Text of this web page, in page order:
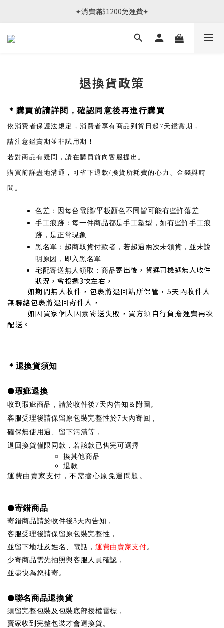
春日限定體驗課 >> 作伙來預約.ᐟ‪‪.ᐟ
✦消費滿$1200免運費✦
春日限定體驗課 >> 作伙來預約.ᐟ‪‪.ᐟ
退換貨政策
＊購買前請詳閱，確認同意後再進行購買
依消費者保護法規定，消費者享有商品到貨日起7天鑑賞期，
請注意鑑賞期並非試用 期！
若對商品有疑問，請在購買前向客服提出。
購買前詳盡地溝通，可省下退款/換貨所耗費的心力、金錢與時
間。
色差：因每台電腦/平板顏色不同皆可能有些許落差
手工痕跡：每一件商品都是手工塑型，如有些許手工痕
跡，是正常現象
黑名單：超商取貨付款者，若超過兩次未領貨，並未說
明原因，即入黑名單
宅配寄送無人領取：商品寄出後，貨運司機遇無人收件
狀況，會投遞3次左右，
如期間無人收件，包裹將退回站所保管，5天內收件人
無聯絡包裹將退回寄件人，
如因買家個人因素寄送失敗，買方須自行負擔運費再次
配送。
＊退換貨須知
●瑕疵退換
收到瑕疵商品，請於收件後7天內告知＆附圖。
客服受理後請保留原包裝完整性於7天內寄回，
確保無使用過、留下污漬等，
退回換貨僅限同款，若該款已售完可選擇
換其他商品
退款
運費由賣家支付，不需擔心原免運問題。
●寄錯商品
寄錯商品請於收件後3天內告知，
客服受理後請保留原包裝完整性，
並留下地址及姓名、電話， 運費由賣家支付。
少寄商品需先拍照與客服人員確認，
並盡快為您補寄。
●聯名商品退換貨
須留完整包裝及包裝底部授權雷標，
賣家收到完整包裝才會退換貨。